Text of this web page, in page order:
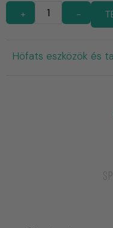
+ -
Höfats eszközök és